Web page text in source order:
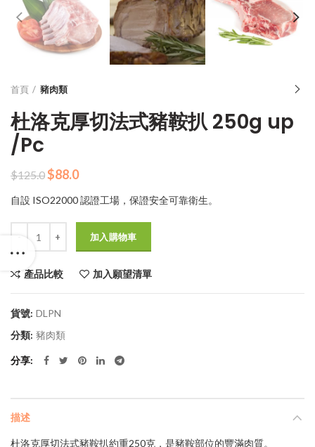
首頁 豬肉類
杜洛克厚切法式豬鞍扒 250g up
/Pc
$125.0 原
價
$125.0。
$88.0目
價
$88.0。
自設 ISO22000 認證工場，保證安全可靠衛生。
加入購物車
產品比較 加入願望清單
貨號: DLPN
分類: 豬肉類
分享
描述
杜洛克厚切法式豬鞍扒約重250克，是豬鞍部位的豐滿肉質。